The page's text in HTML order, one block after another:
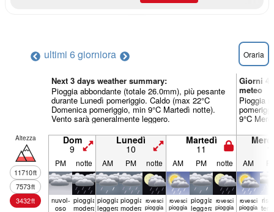
ultimi 6 giorniora Oraria
Next 3 days weather summary:
Pioggia abbondante (totale 26.0mm), più pesante
durante Lunedì pomeriggio. Caldo (max 22°C
Domenica pomeriggio, min 9°C Martedì notte).
Vento sarà generalmente leggero.
Giorni
meteo
Pioggia
9°C
Altezza
11710ft
7573ft
3432ft
Dom
9
Lunedì
10
Martedì
11
PM notte AM PM notte AM PM notte AM
nuvol-
oso
pioggia
moderata
pioggia
leggera
pioggia
moderata
rovesci
pioggia
rovesci
pioggia
pioggia
leggera
rovesci
pioggia
rovesci
pioggia